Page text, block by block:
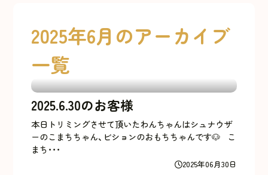
2025年6月のアーカイブ
一覧
2025.6.30のお客様
2025年06月30日
本日トリミングさせて頂いたわんちゃんはシュナウザ
ーのこまちちゃん、ビションのおもちちゃんです🐶 こ
まち･･･